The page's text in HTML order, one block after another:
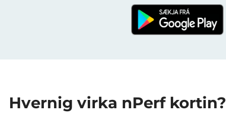
Hvernig virka nPerf kortin?